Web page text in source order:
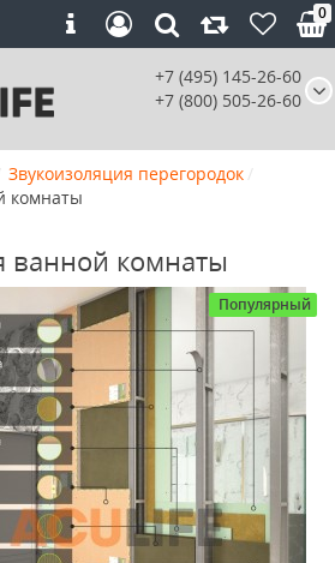
+7 (495) 145-26-60
+7 (800) 505-26-60
0
Звукоизоляция перегородок
комнаты
ванной комнаты
Популярный